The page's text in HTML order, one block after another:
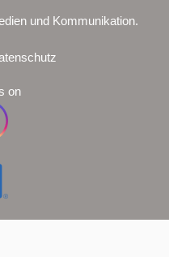
und Kommunikation.
on